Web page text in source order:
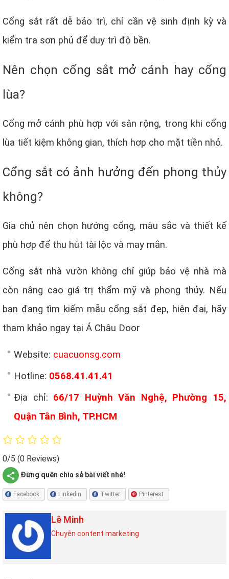
Cổng sắt rất dễ bảo trì, chỉ cần vệ sinh định kỳ và
kiểm tra sơn phủ để duy trì độ bền.
Nên chọn cổng sắt mở cánh hay cổng
lùa?
Cổng mở cánh phù hợp với sân rộng, trong khi cổng
lùa tiết kiệm không gian, thích hợp cho mặt tiền nhỏ.
Cổng sắt có ảnh hưởng đến phong thủy
không?
Gia chủ nên chọn hướng cổng, màu sắc và thiết kế
phù hợp để thu hút tài lộc và may mắn.
Cổng sắt nhà vườn không chỉ giúp bảo vệ nhà mà
còn nâng cao giá trị thẩm mỹ và phong thủy. Nếu
bạn đang tìm kiếm mẫu cổng sắt đẹp, hiện đại, hãy
tham khảo ngay tại Á Châu Door
Website: cuacuonsg.com
Hotline: 0568.41.41.41
Địa chỉ: 66/17 Huỳnh Văn Nghệ, Phường 15,
Quận Tân Bình, TP.HCM
0/5 (0 Reviews)
Đừng quên chia sẻ bài viết nhé!
Facebook Linkedin Twitter Pinterest
Lê Minh
Chuyên content marketing